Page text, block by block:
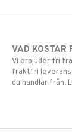
VAD KOSTAR
Vi erbjuder fri
fraktfri leverans
du handlar från.